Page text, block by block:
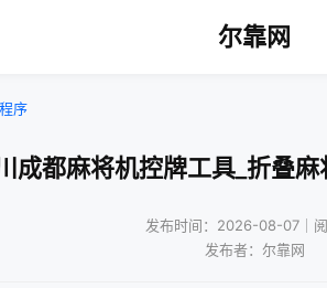
尔靠网
序
成都麻将机控牌工具_折叠
发布时间：2026-08-07｜
发布者：尔靠网